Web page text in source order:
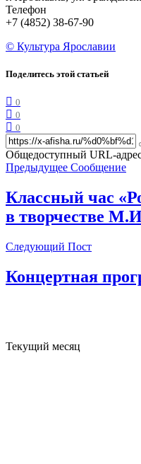
Телефон
+7 (4852) 38-67-90
© Культура Ярославии
Поделитесь этой статьей
0
0
0
Общедоступный URL-
Предыдущее Сообщение
Классный час
в творчестве
Следующий Пост
Концертная
Текущий месяц